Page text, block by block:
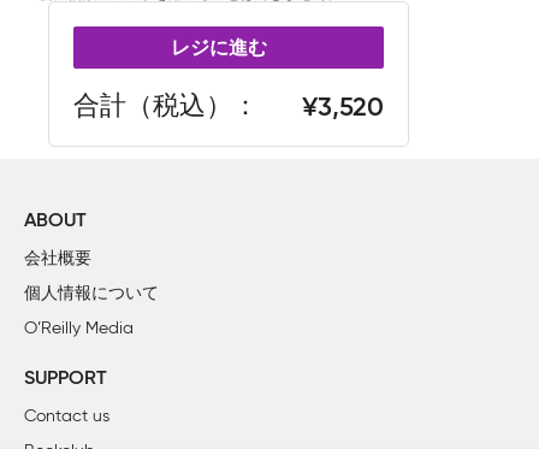
レジに進む
合計（税込） 3,520
ABOUT
会社概要
個人情報について
O’Reilly Media
SUPPORT
Contact us